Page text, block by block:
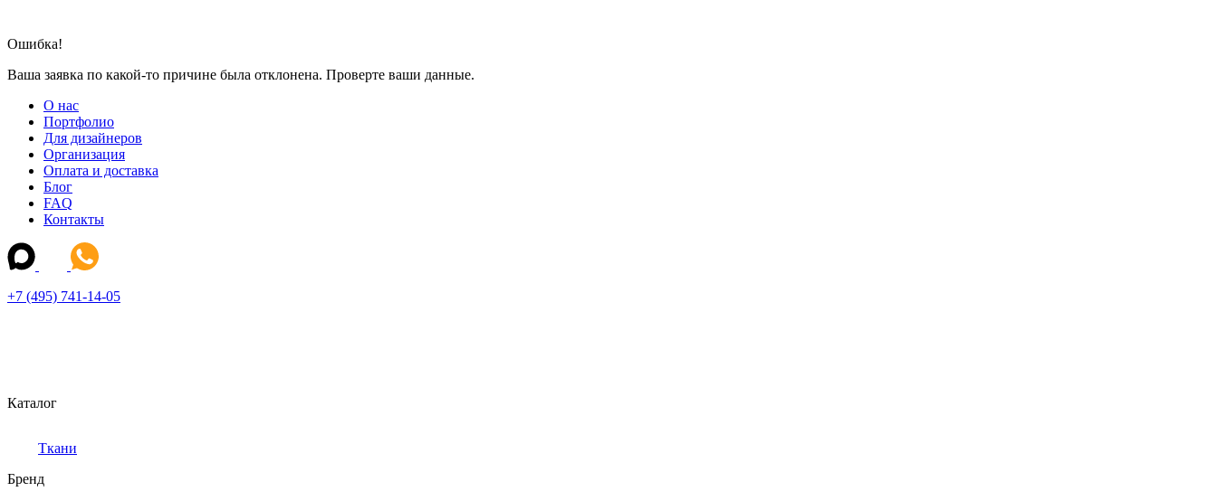
Ошибка!
Ваша заявка по какой-то причине была отклонена. Проверте ваши данные.
О нас
Портфолио
Для дизайнеров
Организация
Оплата и доставка
Блог
FAQ
Контакты
+7 (495) 741-14-05
Каталог
Ткани
Бренд